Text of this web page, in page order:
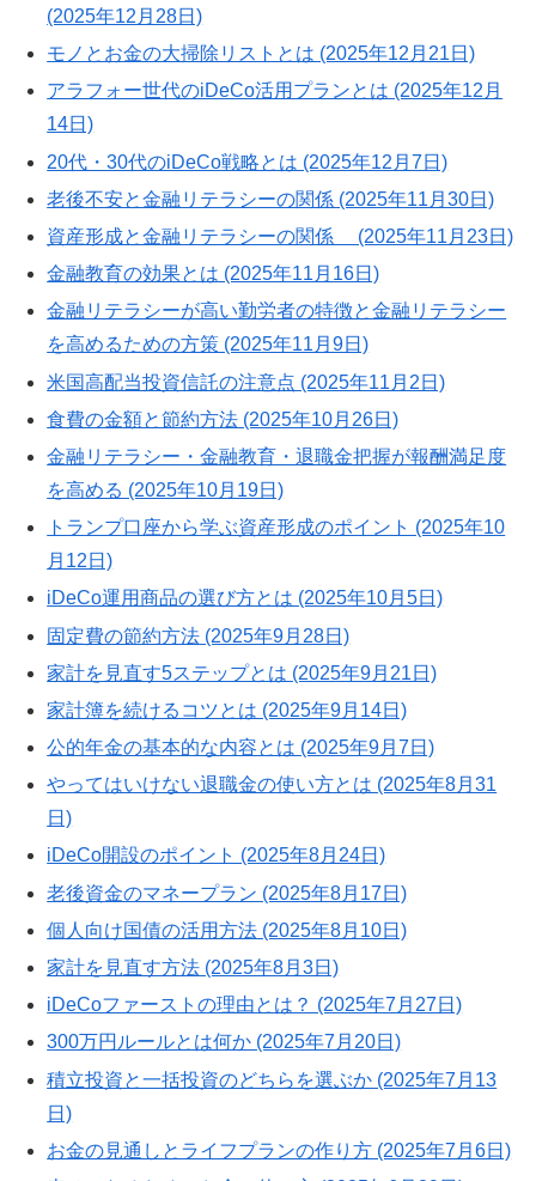
(2025年12月28日)
モノとお金の大掃除リストとは (2025年12月21日)
アラフォー世代のiDeCo活用プランとは (2025年12月
14日)
20代・30代のiDeCo戦略とは (2025年12月7日)
老後不安と金融リテラシーの関係 (2025年11月30日)
資産形成と金融リテラシーの関係 (2025年11月23日)
金融教育の効果とは (2025年11月16日)
金融リテラシーが高い勤労者の特徴と金融リテラシー
を高めるための方策 (2025年11月9日)
米国高配当投資信託の注意点 (2025年11月2日)
食費の金額と節約方法 (2025年10月26日)
金融リテラシー・金融教育・退職金把握が報酬満足度
を高める (2025年10月19日)
トランプ口座から学ぶ資産形成のポイント (2025年10
月12日)
iDeCo運用商品の選び方とは (2025年10月5日)
固定費の節約方法 (2025年9月28日)
家計を見直す5ステップとは (2025年9月21日)
家計簿を続けるコツとは (2025年9月14日)
公的年金の基本的な内容とは (2025年9月7日)
やってはいけない退職金の使い方とは (2025年8月31
日)
iDeCo開設のポイント (2025年8月24日)
老後資金のマネープラン (2025年8月17日)
個人向け国債の活用方法 (2025年8月10日)
家計を見直す方法 (2025年8月3日)
iDeCoファーストの理由とは？ (2025年7月27日)
300万円ルールとは何か (2025年7月20日)
積立投資と一括投資のどちらを選ぶか (2025年7月13
日)
お金の見通しとライフプランの作り方 (2025年7月6日)